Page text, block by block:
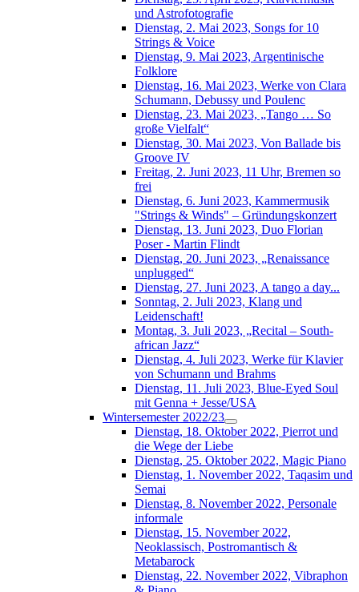
und Astrofotografie
Dienstag, 2. Mai 2023, Songs for 10
Strings & Voice
Dienstag, 9. Mai 2023, Argentinische
Folklore
Dienstag, 16. Mai 2023, Werke von Clara
Schumann, Debussy und Poulenc
Dienstag, 23. Mai 2023, „Tango … So
große Vielfalt“
Dienstag, 30. Mai 2023, Von Ballade bis
Groove IV
Freitag, 2. Juni 2023, 11 Uhr, Bremen so
frei
Dienstag, 6. Juni 2023, Kammermusik
"Strings & Winds" – Gründungskonzert
Dienstag, 13. Juni 2023, Duo Florian
Poser - Martin Flindt
Dienstag, 20. Juni 2023, „Renaissance
unplugged“
Dienstag, 27. Juni 2023, A tango a day...
Sonntag, 2. Juli 2023, Klang und
Leidenschaft!
Montag, 3. Juli 2023, „Recital – South-
african Jazz“
Dienstag, 4. Juli 2023, Werke für Klavier
von Schumann und Brahms
Dienstag, 11. Juli 2023, Blue-Eyed Soul
mit Genna + Jesse/USA
Wintersemester 2022/23
Dienstag, 18. Oktober 2022, Pierrot und
die Wege der Liebe
Dienstag, 25. Oktober 2022, Magic Piano
Dienstag, 1. November 2022, Taqasim und
Semai
Dienstag, 8. November 2022, Personale
informale
Dienstag, 15. November 2022,
Neoklassisch, Postromantisch &
Metabarock
Dienstag, 22. November 2022, Vibraphon